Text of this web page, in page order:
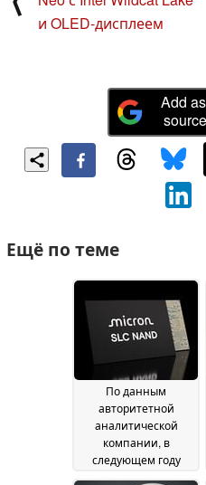
и OLED-дисплеем
Add
Ещё по теме
По данным
авторитетной
аналитической
компании, в
следующем году